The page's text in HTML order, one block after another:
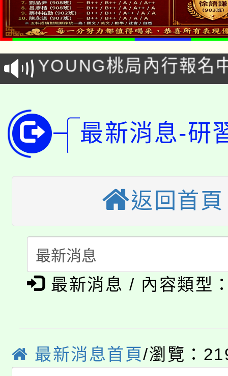
「本色祭」8/29、30在
場熱烈登場!
8/21下午1時於龍潭區
徵才活動。
YOUNG桃局內行報名
局官網。
8月14至27日，桃園電
開!
田徑場及游泳池舉行。
桃園市低收入戶享有免
半價優惠，詳情可洽有
大園自造教育及科技
份教師增能研習
大溪自造教育及科技
份教師研習
淨零綠生活教案入校路
會
115年食農教育專業人
程
「本色祭」8/29、30在
場熱烈登場!
8/21下午1時於龍潭區
局官網。
開!
115年桃園市運動會8/
最新消息-研
返回首頁
最新消息 / 內容類型
最新消息首頁/瀏覽：